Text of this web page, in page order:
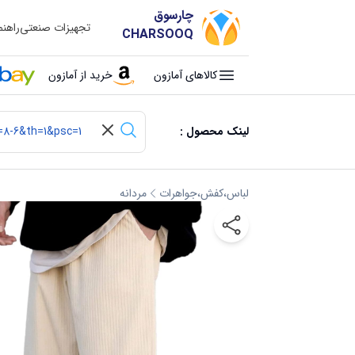
چارسوق
CHARSOOQ
تجهیزات صنعتی
کالاهای آمازون خرید از آمازون
لینک محصول :
لباس،کفش،جواهرات مردانه